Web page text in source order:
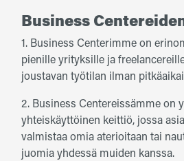
Business
1. Business Centerimme on
pienille yrityksille ja
joustavan työtilan ilman
2. Business Centereissämme on
yhteiskäyttöinen keittiö, jossa
valmistaa omia aterioitaan tai
juomia yhdessä muiden kanssa.